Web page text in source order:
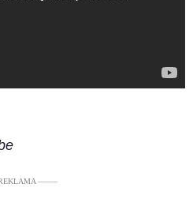
–––––